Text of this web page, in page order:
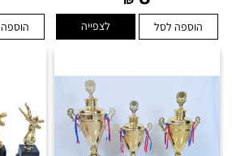
הוספה לסל לצפייה